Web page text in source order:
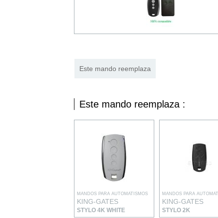
Este mando reemplaza
Este mando reemplaza :
MANDOS PARA AUTOMATISMOS
KING-GATES
STYLO 4K WHITE
MANDOS PARA
KING-GATES
STYLO 2K